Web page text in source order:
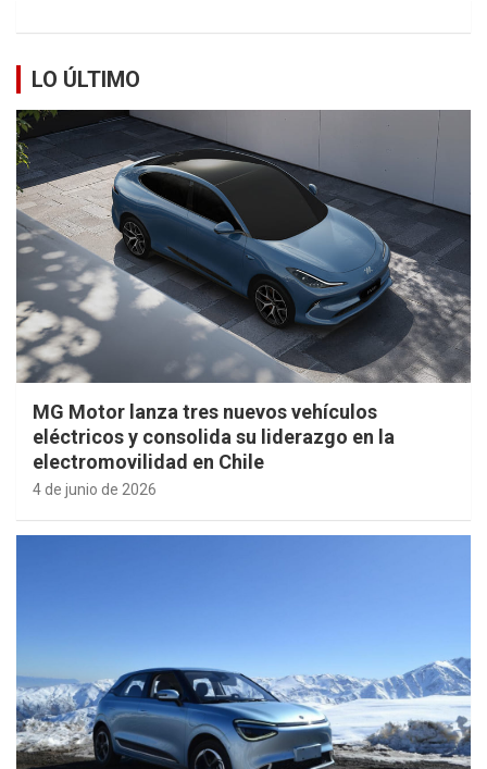
LO ÚLTIMO
MG Motor lanza tres nuevos vehículos
eléctricos y consolida su liderazgo en la
electromovilidad en Chile
4 de junio de 2026